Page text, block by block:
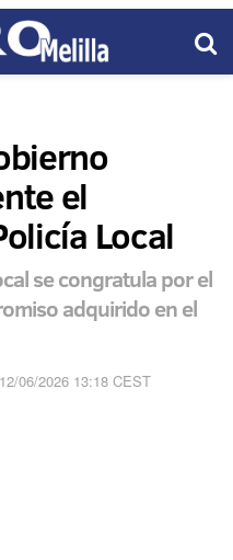
el
Local
se congratula por el
adquirido en el
12/06/2026 13:18 CEST